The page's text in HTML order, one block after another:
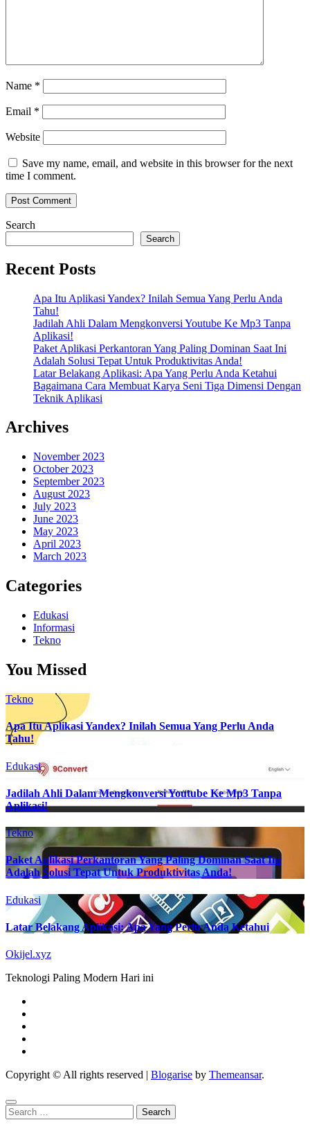
Name *
Email *
Website
Save my name, email, and website in this browser for the next
time I comment.
Search
Search
Recent Posts
Apa Itu Aplikasi Yandex? Inilah Semua Yang Perlu Anda
Tahu!
Jadilah Ahli Dalam Mengkonversi Youtube Ke Mp3 Tanpa
Aplikasi!
Paket Aplikasi Perkantoran Yang Paling Dominan Saat Ini
Adalah Solusi Tepat Untuk Produktivitas Anda!
Latar Belakang Aplikasi: Apa Yang Perlu Anda Ketahui
Bagaimana Cara Membuat Karya Seni Tiga Dimensi Dengan
Teknik Aplikasi
Archives
November 2023
October 2023
September 2023
August 2023
July 2023
June 2023
May 2023
April 2023
March 2023
Categories
Edukasi
Informasi
Tekno
You Missed
Tekno
Apa Itu Aplikasi Yandex? Inilah Semua Yang Perlu Anda
Tahu!
Edukasi
Jadilah Ahli Dalam Mengkonversi Youtube Ke Mp3 Tanpa
Aplikasi!
Tekno
Paket Aplikasi Perkantoran Yang Paling Dominan Saat Ini
Adalah Solusi Tepat Untuk Produktivitas Anda!
Edukasi
Latar Belakang Aplikasi: Apa Yang Perlu Anda Ketahui
Okijel.xyz
Teknologi Paling Modern Hari ini
Copyright © All rights reserved | Blogarise by Themeansar.
Search
for: